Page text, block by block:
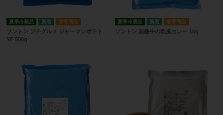
夏季冷蔵品 取寄商品
ソントン プチグルメ ジャーマンポテト
YF 500g
夏季冷蔵品 取寄商品
ソントン 国産牛の欧風カレー 1kg